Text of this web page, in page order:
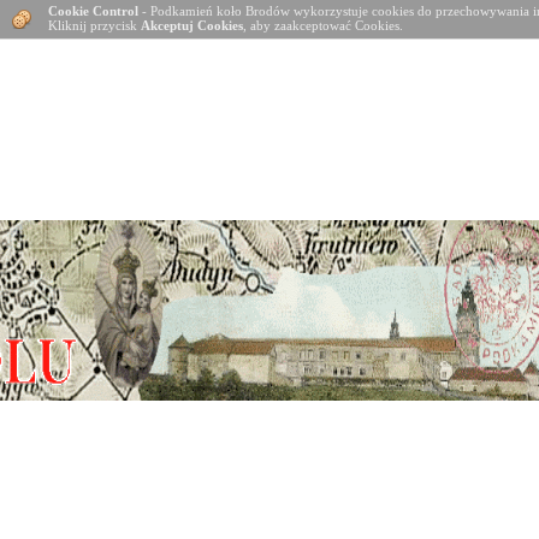
Cookie Control - Podkamień koło Brodów wykorzystuje cookies do
Kliknij przycisk Akceptuj Cookies , aby zaakceptować Cookies.